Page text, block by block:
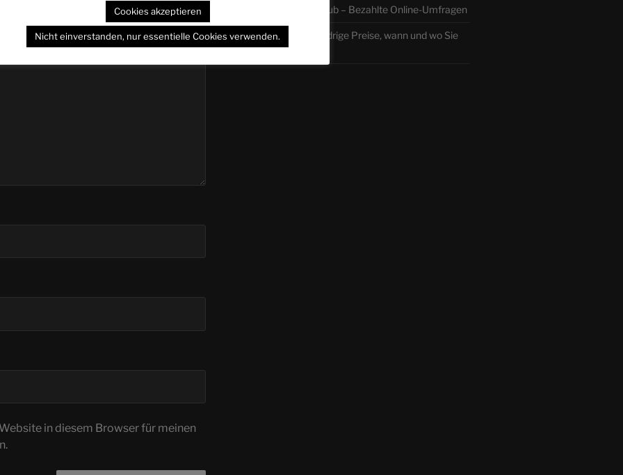
in diesem Browser für meinen
Der Entscheider-Club – Bezahlte Online-Umfragen
AMAZON.de – Niedrige Preise, wann und wo Sie
wollen!
Cookies akzeptieren
Nicht einverstanden, nur essentielle Cookies verwenden.